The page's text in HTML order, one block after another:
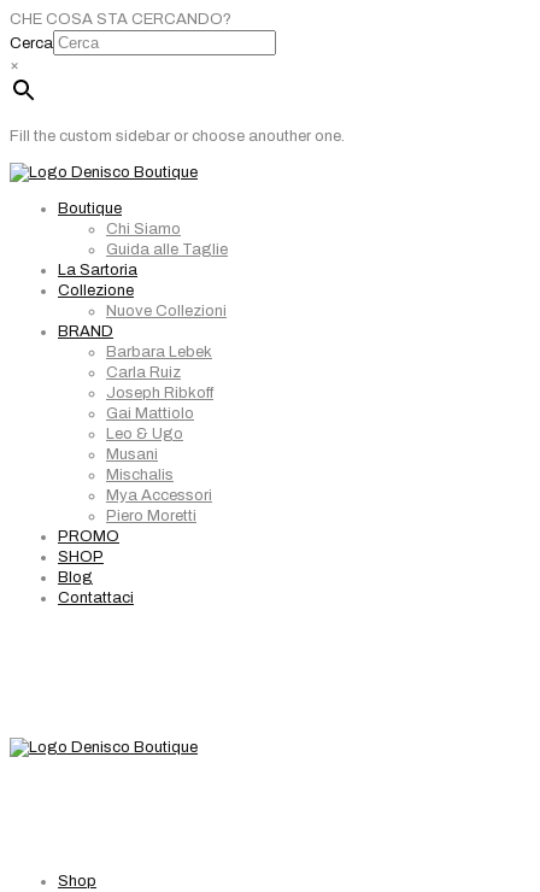
CHE COSA STA CERCANDO?
Cerca
×
Fill the custom sidebar or choose anouther one.
Boutique
Chi Siamo
Guida alle Taglie
La Sartoria
Collezione
Nuove Collezioni
BRAND
Barbara Lebek
Carla Ruiz
Joseph Ribkoff
Gai Mattiolo
Leo & Ugo
Musani
Mischalis
Mya Accessori
Piero Moretti
PROMO
SHOP
Blog
Contattaci
Shop